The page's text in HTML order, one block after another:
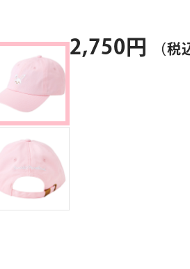
よくあるご質問
2,750円 （税